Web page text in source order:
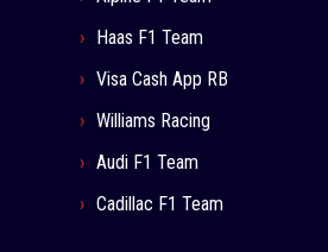
Haas F1 Team
Visa Cash App RB
Williams Racing
Audi F1 Team
Cadillac F1 Team